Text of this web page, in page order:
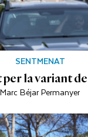
SENTMENAT
per la variant
Marc Béjar Permanyer